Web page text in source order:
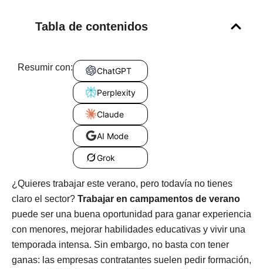
Tabla de contenidos
Resumir con: ChatGPT
Perplexity
Claude
AI Mode
Grok
¿Quieres trabajar este verano, pero todavía no tienes
claro el sector? Trabajar en campamentos de verano
puede ser una buena oportunidad para ganar experiencia
con menores, mejorar habilidades educativas y vivir una
temporada intensa. Sin embargo, no basta con tener
ganas: las empresas contratantes suelen pedir formación,